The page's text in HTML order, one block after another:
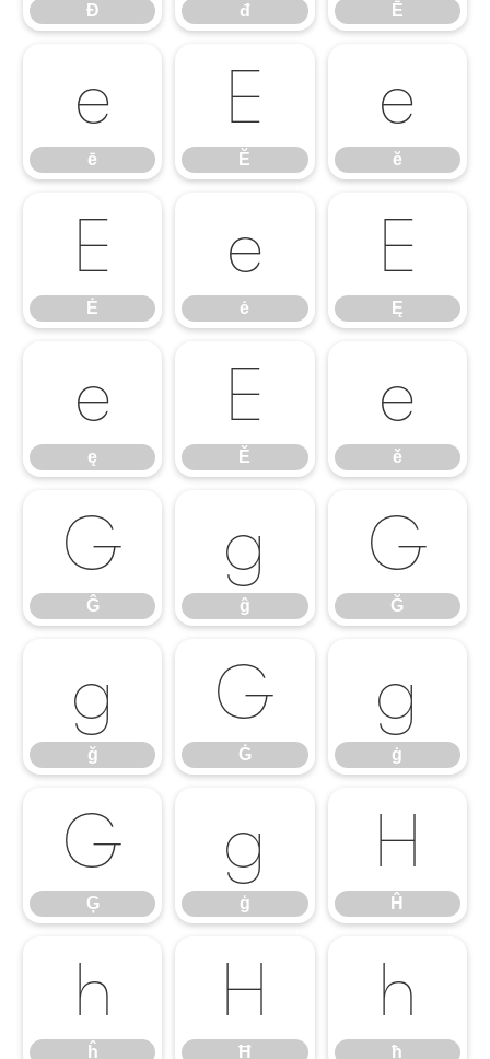
Đ đ Ē
ē
ē
Ĕ
Ĕ
ĕ
ĕ
Ė
Ė
ė
ė
Ę
Ę
ę
ę
Ě
Ě
ě
ě
Ĝ
Ĝ
ĝ
ĝ
Ğ
Ğ
ğ
ğ
Ġ
Ġ
ġ
ġ
Ģ
Ģ
ģ
ģ
Ĥ
Ĥ
ĥ
ĥ
Ħ
Ħ
ħ
ħ